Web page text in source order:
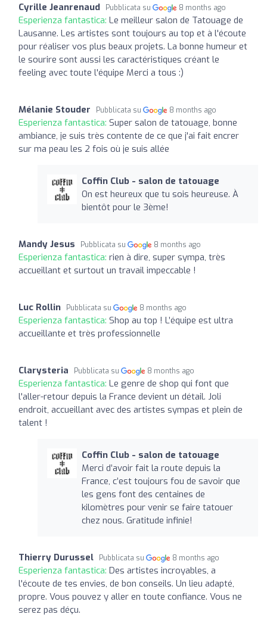
Cyrille Jeanrenaud Pubblicata su 8 months ago
Esperienza fantastica: Le meilleur salon de Tatouage de
Lausanne. Les artistes sont toujours au top et à l'écoute
pour réaliser vos plus beaux projets. La bonne humeur et
le sourire sont aussi les caractéristiques créant le
feeling avec toute l'équipe Merci a tous :)
Mélanie Stouder Pubblicata su 8 months ago
Esperienza fantastica: Super salon de tatouage, bonne
ambiance, je suis très contente de ce que j'ai fait encrer
sur ma peau les 2 fois où je suis allée
Coffin Club - salon de tatouage
On est heureux que tu sois heureuse. À
bientôt pour le 3ème!
Mandy Jesus Pubblicata su 8 months ago
Esperienza fantastica: rien à dire, super sympa, très
accueillant et surtout un travail impeccable !
Luc Rollin Pubblicata su 8 months ago
Esperienza fantastica: Shop au top ! L’équipe est ultra
accueillante et très professionnelle
Clarysteria Pubblicata su 8 months ago
Esperienza fantastica: Le genre de shop qui font que
l'aller-retour depuis la France devient un détail. Joli
endroit, accueillant avec des artistes sympas et plein de
talent !
Coffin Club - salon de tatouage
Merci d’avoir fait la route depuis la
France, c’est toujours fou de savoir que
les gens font des centaines de
kilomètres pour venir se faire tatouer
chez nous. Gratitude infinie!
Thierry Durussel Pubblicata su 8 months ago
Esperienza fantastica: Des artistes incroyables, a
l'écoute de tes envies, de bon conseils. Un lieu adapté,
propre. Vous pouvez y aller en toute confiance. Vous ne
serez pas déçu.